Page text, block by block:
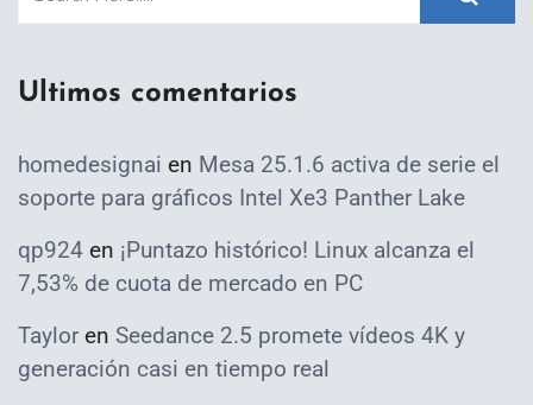
Ultimos comentarios
homedesignai en Mesa 25.1.6 activa de serie el
soporte para gráficos Intel Xe3 Panther Lake
qp924 en ¡Puntazo histórico! Linux alcanza el
7,53% de cuota de mercado en PC
Taylor en Seedance 2.5 promete vídeos 4K y
generación casi en tiempo real